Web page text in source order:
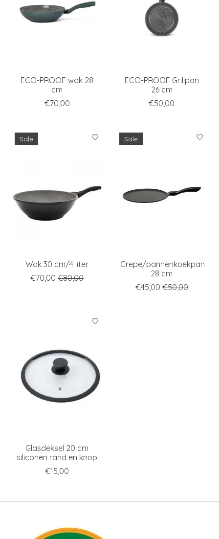
ECO-PROOF wok 28
cm
€70,00
ECO-PROOF Grillpan
26 cm
€50,00
Sale
Wok 30 cm/4 liter
€70,00 €80,00
Sale
Crepe/pannenkoekpan
28 cm
€45,00 €50,00
Glasdeksel 20 cm
siliconen rand en knop
€15,00